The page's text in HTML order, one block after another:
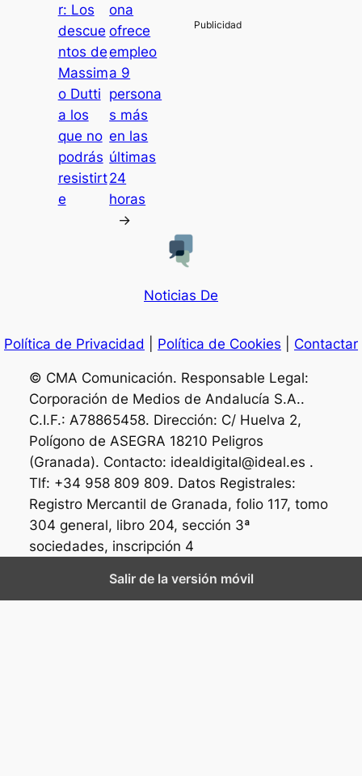
r: Los
descue
ntos de
Massim
o Dutti
a los
que no
podrás
resistirt
e
ona
ofrece
empleo
a 9
persona
s más
en las
últimas
24
horas
→
Noticias De
Política de Privacidad Política de Cookies Contactar
© CMA Comunicación. Responsable Legal:
Corporación de Medios de Andalucía S.A..
C.I.F.: A78865458. Dirección: C/ Huelva 2,
Polígono de ASEGRA 18210 Peligros
(Granada). Contacto: idealdigital@ideal.es .
Tlf: +34 958 809 809. Datos Registrales:
Registro Mercantil de Granada, folio 117, tomo
304 general, libro 204, sección 3ª
sociedades, inscripción 4
Salir de la versión móvil